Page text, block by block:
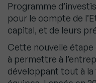
Programme
pour le compte de
capital, et de leurs
Cette nouvelle
à permettre à
développant tout à